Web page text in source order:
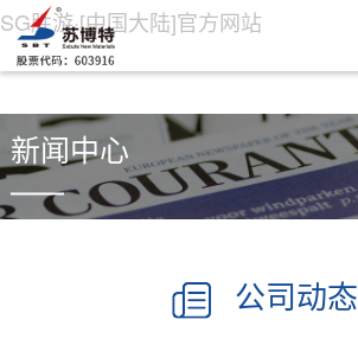
SG胜游·[中国大陆]官方网站
新闻中心
公司动态